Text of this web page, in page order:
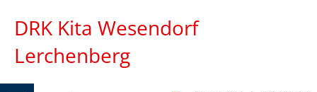
DRK Kita Wesendorf
Lerchenberg